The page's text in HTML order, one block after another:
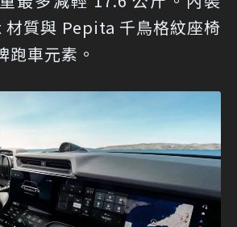
材質與 Pepita 千鳥格紋座椅
跑車元素。